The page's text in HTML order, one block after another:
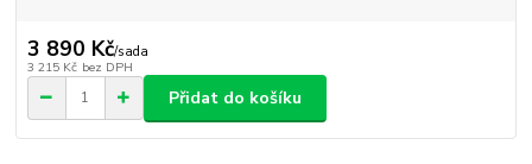
3 890 Kč/sada
3 215 Kč bez DPH
Přidat do košíku